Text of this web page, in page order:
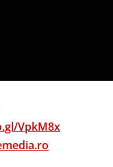
VpkM8x